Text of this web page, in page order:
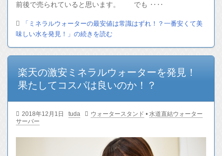
前後で売られていると思います。 でも ‥‥
「ミネラルウォーターの最安値は常識はずれ！？一番安くて美
味しい水を発見！」の続きを読む
楽天の激安ミネラルウォーターを発見！
果たしてコスパは良いのか！？
2018年12月1日 tuda ウォータースタンド • 水道直結ウォーター
サーバー